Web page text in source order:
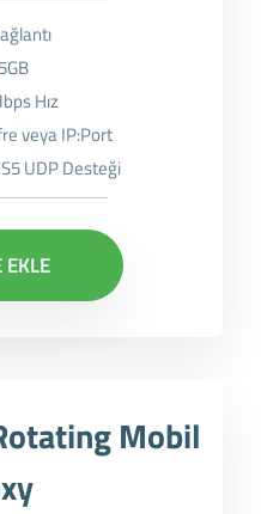
Hız
veya IP:Port
UDP Desteği
EKLE
Mobil